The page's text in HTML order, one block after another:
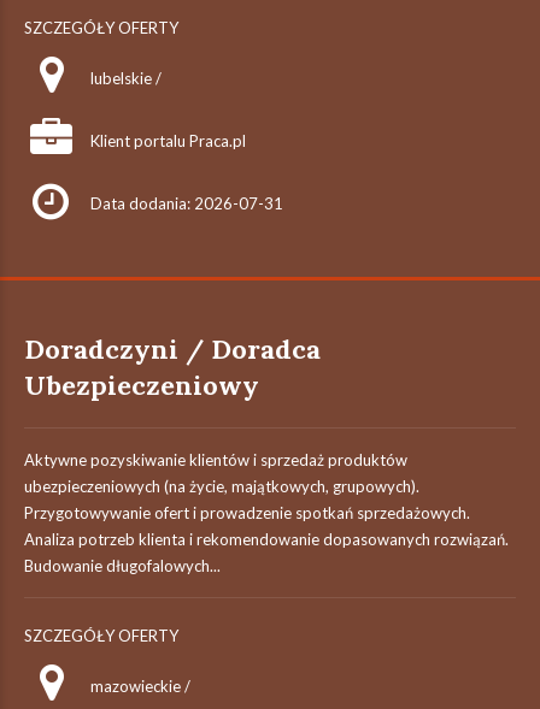
SZCZEGÓŁY OFERTY
lubelskie /
Klient portalu Praca.pl
Data dodania: 2026-07-31
Doradczyni / Doradca
Ubezpieczeniowy
Aktywne pozyskiwanie klientów i sprzedaż produktów
ubezpieczeniowych (na życie, majątkowych, grupowych).
Przygotowywanie ofert i prowadzenie spotkań sprzedażowych.
Analiza potrzeb klienta i rekomendowanie dopasowanych rozwiązań.
Budowanie długofalowych...
SZCZEGÓŁY OFERTY
mazowieckie /